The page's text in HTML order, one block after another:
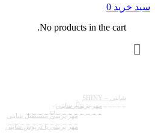
سبد خرید 0
No products in the cart.
شاینی – SHINY
مهر پرینتی شاینی
مهر پرینتی مستطیل شاینی
مهر پرینتی با درپوش شاینی